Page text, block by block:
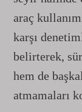
araç
karşı
belirterek,
hem de
atmamaları